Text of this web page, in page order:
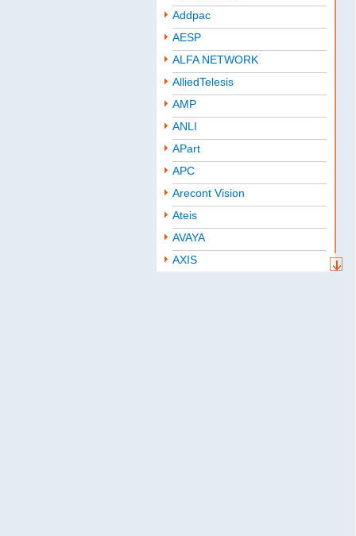
Addpac
AESP
ALFA NETWORK
AlliedTelesis
AMP
ANLI
APart
APC
Arecont Vision
Ateis
AVAYA
AXIS